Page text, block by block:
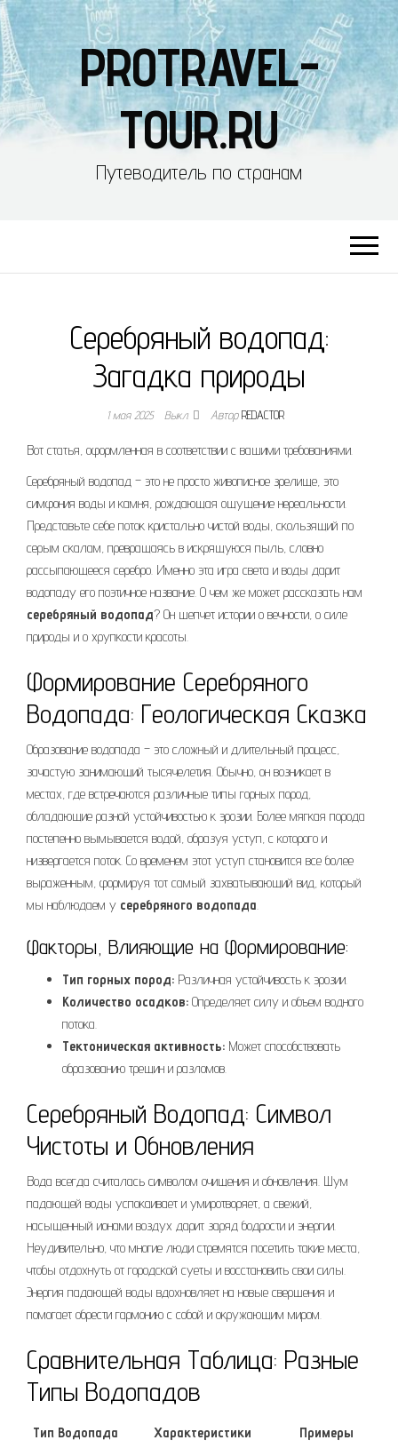
PROTRAVEL-
TOUR.RU
Путеводитель по странам
Серебряный водопад:
Загадка природы
1 мая 2025 Выкл. АвторREDACTOR
Вот статья, оформленная в соответствии с вашими требованиями.
Серебряный водопад – это не просто живописное зрелище, это
симфония воды и камня, рождающая ощущение нереальности.
Представьте себе поток кристально чистой воды, скользящий по
серым скалам, превращаясь в искрящуюся пыль, словно
рассыпающееся серебро. Именно эта игра света и воды дарит
водопаду его поэтичное название. О чем же может рассказать нам
серебряный водопад? Он шепчет истории о вечности, о силе
природы и о хрупкости красоты.
Формирование Серебряного
Водопада: Геологическая Сказка
Образование водопада – это сложный и длительный процесс,
зачастую занимающий тысячелетия. Обычно, он возникает в
местах, где встречаются различные типы горных пород,
обладающие разной устойчивостью к эрозии. Более мягкая порода
постепенно вымывается водой, образуя уступ, с которого и
низвергается поток. Со временем этот уступ становится все более
выраженным, формируя тот самый захватывающий вид, который
мы наблюдаем у серебряного водопада.
Факторы, Влияющие на Формирование:
Тип горных пород: Различная устойчивость к эрозии.
Количество осадков: Определяет силу и объем водного
потока.
Тектоническая активность: Может способствовать
образованию трещин и разломов.
Серебряный Водопад: Символ
Чистоты и Обновления
Вода всегда считалась символом очищения и обновления. Шум
падающей воды успокаивает и умиротворяет, а свежий,
насыщенный ионами воздух дарит заряд бодрости и энергии.
Неудивительно, что многие люди стремятся посетить такие места,
чтобы отдохнуть от городской суеты и восстановить свои силы.
Энергия падающей воды вдохновляет на новые свершения и
помогает обрести гармонию с собой и окружающим миром.
Сравнительная Таблица: Разные
Типы Водопадов
Тип Водопада Характеристики Примеры